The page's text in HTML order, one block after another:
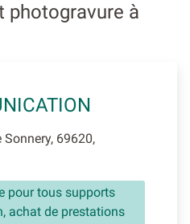
photogravure à
69620,
pour tous supports
achat de prestations